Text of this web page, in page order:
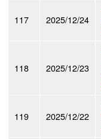
117 2025/12/24
118 2025/12/23
119 2025/12/22